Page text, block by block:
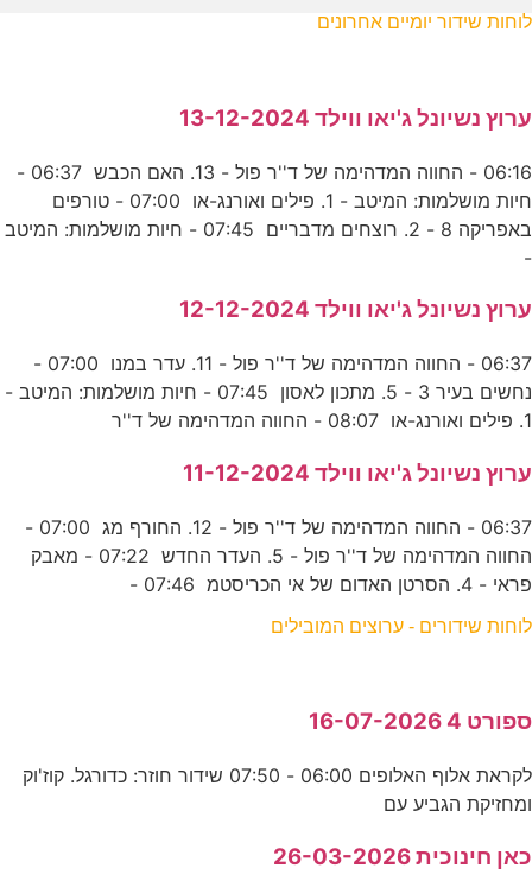
לוחות שידור יומיים אחרונים
ערוץ נשיונל ג'יאו ווילד 13-12-2024
06:16 - החווה המדהימה של ד''ר פול - 13. האם הכבש 06:37 -
חיות מושלמות: המיטב - 1. פילים ואורנג-או 07:00 - טורפים
באפריקה 8 - 2. רוצחים מדבריים 07:45 - חיות מושלמות: המיטב
-
ערוץ נשיונל ג'יאו ווילד 12-12-2024
06:37 - החווה המדהימה של ד''ר פול - 11. עדר במנו 07:00 -
נחשים בעיר 3 - 5. מתכון לאסון 07:45 - חיות מושלמות: המיטב -
1. פילים ואורנג-או 08:07 - החווה המדהימה של ד''ר
ערוץ נשיונל ג'יאו ווילד 11-12-2024
06:37 - החווה המדהימה של ד''ר פול - 12. החורף מג 07:00 -
החווה המדהימה של ד''ר פול - 5. העדר החדש 07:22 - מאבק
פראי - 4. הסרטן האדום של אי הכריסטמ 07:46 -
לוחות שידורים - ערוצים המובילים
ספורט 4 16-07-2026
לקראת אלוף האלופים 06:00 - 07:50 שידור חוזר: כדורגל. קוז'וק
ומחזיקת הגביע עם
כאן חינוכית 26-03-2026